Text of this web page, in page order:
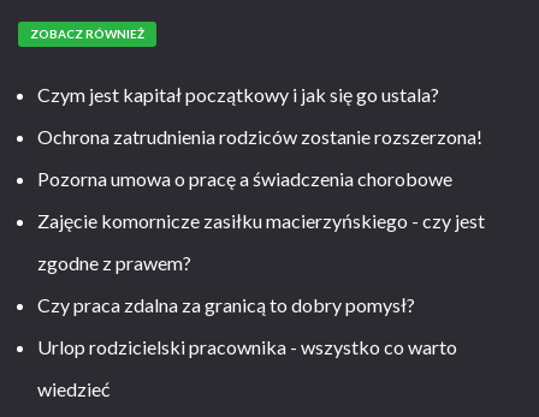
ZOBACZ RÓWNIEŻ
Czym jest kapitał początkowy i jak się go ustala?
Ochrona zatrudnienia rodziców zostanie rozszerzona!
Pozorna umowa o pracę a świadczenia chorobowe
Zajęcie komornicze zasiłku macierzyńskiego - czy jest
zgodne z prawem?
Czy praca zdalna za granicą to dobry pomysł?
Urlop rodzicielski pracownika - wszystko co warto
wiedzieć